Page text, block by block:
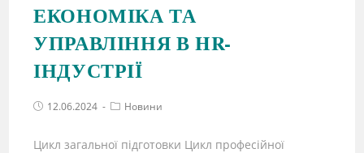
ЕКОНОМІКА ТА
УПРАВЛІННЯ В HR-
ІНДУСТРІЇ
12.06.2024 Новини
Цикл загальної підготовки Цикл професійної